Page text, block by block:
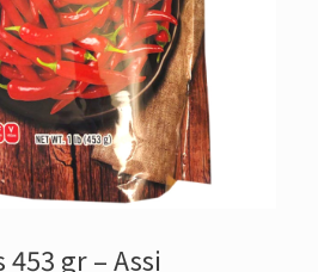
gr – Assi